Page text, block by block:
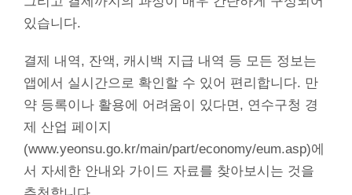
있습니다.
결제 내역, 잔액, 캐시백 지급 내역 등 모든 정보는
앱에서 실시간으로 확인할 수 있어 편리합니다. 만
약 등록이나 활용에 어려움이 있다면, 연수구청 경
제 산업 페이지
(www.yeonsu.go.kr/main/part/economy/eum.asp)에
서 자세한 안내와 가이드 자료를 찾아보시는 것을